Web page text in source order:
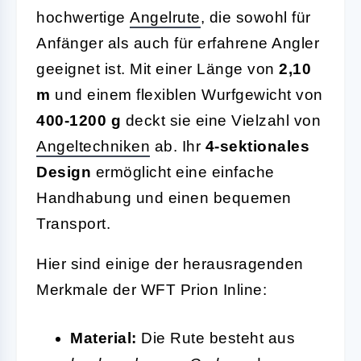
hochwertige Angelrute, die sowohl für
Anfänger als auch für erfahrene Angler
geeignet ist. Mit einer Länge von 2,10
m und einem flexiblen Wurfgewicht von
400-1200 g deckt sie eine Vielzahl von
Angeltechniken ab. Ihr 4-sektionales
Design ermöglicht eine einfache
Handhabung und einen bequemen
Transport.
Hier sind einige der herausragenden
Merkmale der WFT Prion Inline:
Material: Die Rute besteht aus